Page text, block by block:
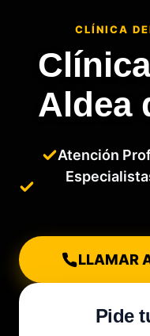
CLÍNICA
Aldea
Atención
LLAMAR
Pide